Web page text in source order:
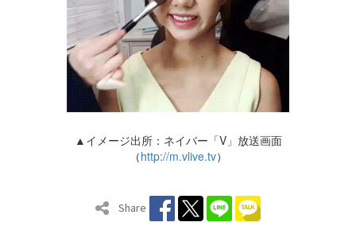
▲イメージ出所：ネイバー「V」放送画面
（http://m.vlive.tv）
Share